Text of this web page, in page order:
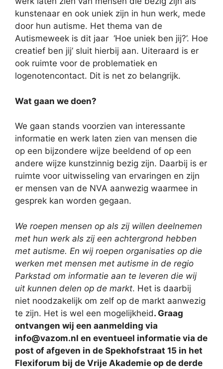
kunstenaar en ook uniek zijn in hun werk, mede
door hun autisme. Het thema van de
Autismeweek is dit jaar ‘Hoe uniek ben jij?’. Hoe
creatief ben jij’ sluit hierbij aan. Uiteraard is er
ook ruimte voor de problematiek en
logenotencontact. Dit is net zo belangrijk.
Wat gaan we doen?
We gaan stands voorzien van interessante
informatie en werk laten zien van mensen die
op een bijzondere wijze beeldend of op een
andere wijze kunstzinnig bezig zijn. Daarbij is er
ruimte voor uitwisseling van ervaringen en zijn
er mensen van de NVA aanwezig waarmee in
gesprek kan worden gegaan.
We roepen mensen op als zij willen deelnemen
met hun werk als zij een achtergrond hebben
met autisme. En wij roepen organisaties op die
werken met mensen met autisme in de regio
Parkstad om informatie aan te leveren die wij
uit kunnen delen op de markt. Het is daarbij
niet noodzakelijk om zelf op de markt aanwezig
te zijn. Het is wel een mogelijkheid. Graag
ontvangen wij een aanmelding via
info@vazom.nl en eventueel informatie via de
post of afgeven in de Spekhofstraat 15 in het
Flexiforum bij de Vrije Akademie op de derde